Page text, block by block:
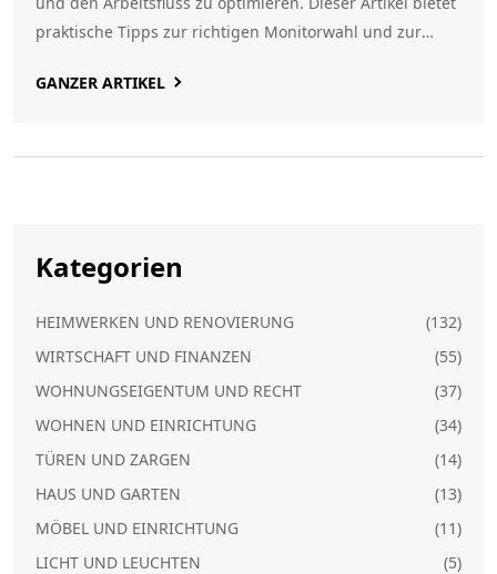
praktische Tipps zur richtigen Monitorwahl und zur
wird Homary als eine gute Quelle für moderne Möbel
GANZER ARTIKEL
Kategorien
HEIMWERKEN UND RENOVIERUNG
(132)
WIRTSCHAFT UND FINANZEN
(55)
WOHNUNGSEIGENTUM UND RECHT
(37)
WOHNEN UND EINRICHTUNG
(34)
TÜREN UND ZARGEN
(14)
HAUS UND GARTEN
(13)
MÖBEL UND EINRICHTUNG
(11)
LICHT UND LEUCHTEN
(5)